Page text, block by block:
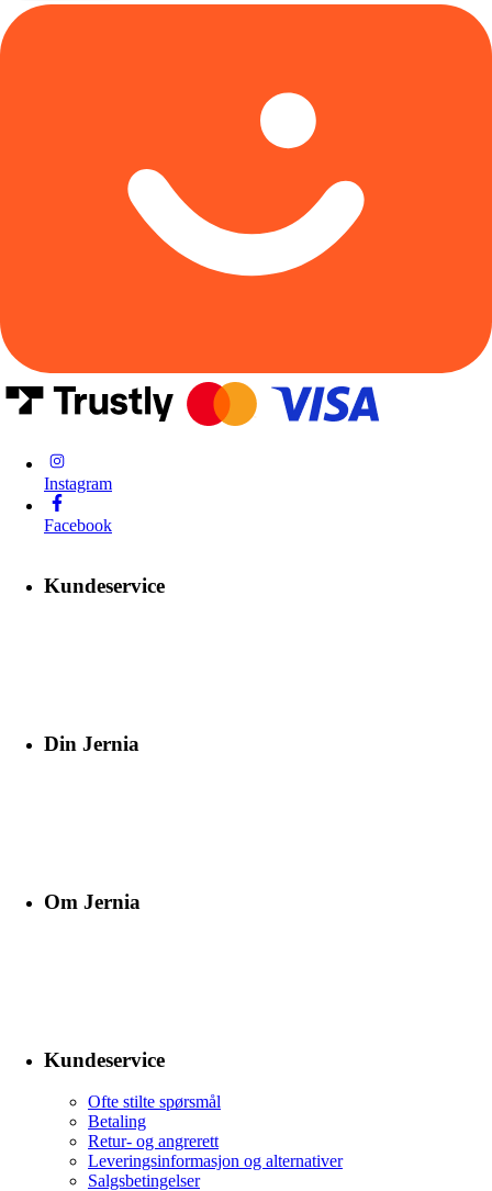
Instagram
Facebook
Kundeservice
Din Jernia
Om Jernia
Kundeservice
Ofte stilte spørsmål
Betaling
Retur- og angrerett
Leveringsinformasjon og alternativer
Salgsbetingelser